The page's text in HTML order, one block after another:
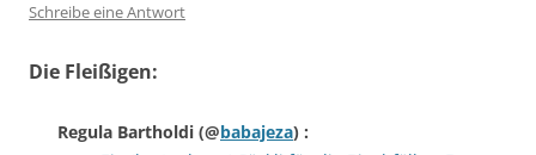
Schreibe eine Antwort
Die Fleißigen:
Regula Bartholdi (@babajeza) :